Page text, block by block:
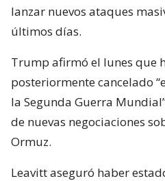
lanzar nuevos ataques
últimos días.
Trump afirmó el lunes que
posteriormente cancelado
la Segunda Guerra
de nuevas negociaciones
Ormuz.
Leavitt aseguró haber